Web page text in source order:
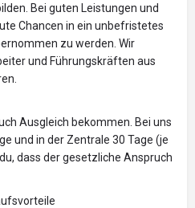
Bei guten Leistungen und
Chancen in ein unbefristetes
zu werden. Wir
und Führungskräften aus
Ausgleich bekommen. Bei uns
und in der Zentrale 30 Tage (je
dass der gesetzliche Anspruch